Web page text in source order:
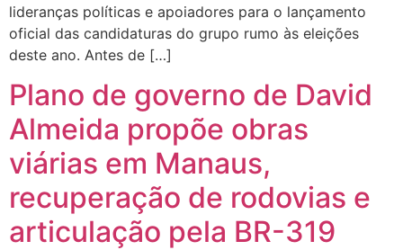
lideranças políticas e apoiadores para o lançamento
oficial das candidaturas do grupo rumo às eleições
deste ano. Antes de […]
Plano de governo de David
Almeida propõe obras
viárias em Manaus,
recuperação de rodovias e
articulação pela BR-319